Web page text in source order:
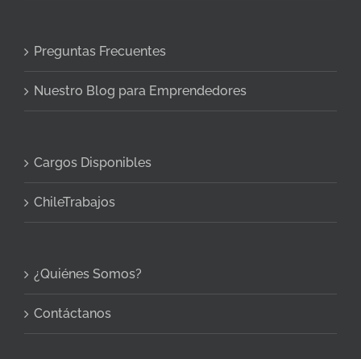
Preguntas Frecuentes
Nuestro Blog para Emprendedores
Cargos Disponibles
ChileTrabajos
¿Quiénes Somos?
Contáctanos